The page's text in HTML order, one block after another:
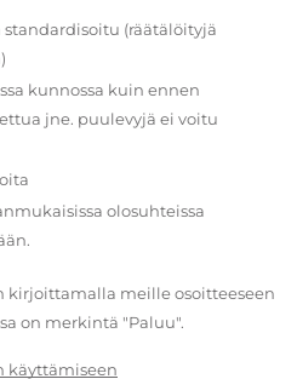
(räätälöityjä
kunnossa kuin ennen
jne. puulevyjä ei voitu
olosuhteissa
kirjoittamalla meille osoitteeseen
on merkintä "Paluu".
käyttämiseen